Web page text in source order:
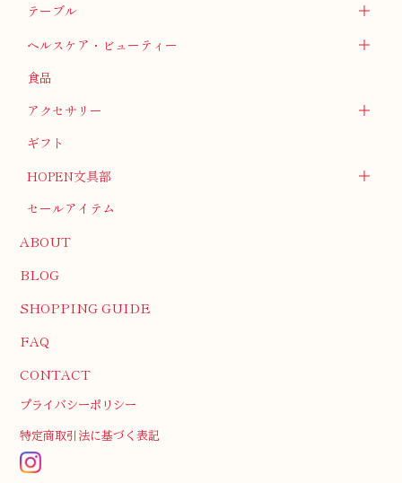
テーブル
ヘルスケア・ビューティー
食品
アクセサリー
ギフト
HOPEN文具部
セールアイテム
ABOUT
BLOG
SHOPPING GUIDE
FAQ
CONTACT
プライバシーポリシー
特定商取引法に基づく表記